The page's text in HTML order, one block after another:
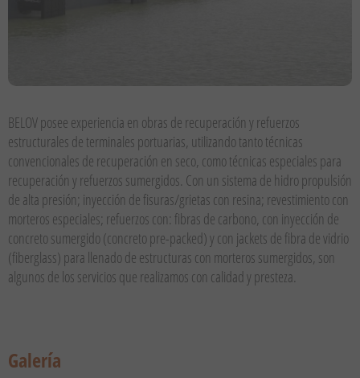
BELOV posee experiencia en obras de recuperación y refuerzos
estructurales de terminales portuarias, utilizando tanto técnicas
convencionales de recuperación en seco, como técnicas especiales para
recuperación y refuerzos sumergidos. Con un sistema de hidro propulsión
de alta presión; inyección de fisuras/grietas con resina; revestimiento con
morteros especiales; refuerzos con: fibras de carbono, con inyección de
concreto sumergido (concreto pre-packed) y con jackets de fibra de vidrio
(fiberglass) para llenado de estructuras con morteros sumergidos, son
algunos de los servicios que realizamos con calidad y presteza.
Galería